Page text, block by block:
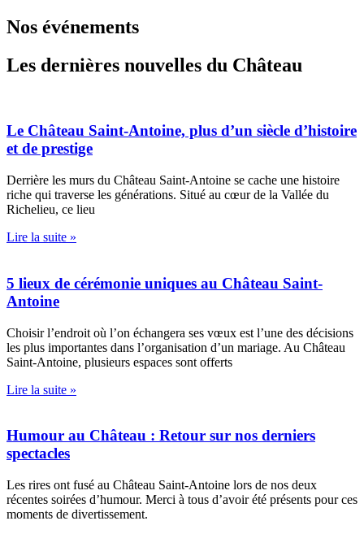
Nos événements
Les dernières nouvelles du Château
Le Château Saint-Antoine, plus d’un siècle d’histoire
et de prestige
Derrière les murs du Château Saint-Antoine se cache une histoire
riche qui traverse les générations. Situé au cœur de la Vallée du
Richelieu, ce lieu
Lire la suite »
5 lieux de cérémonie uniques au Château Saint-
Antoine
Choisir l’endroit où l’on échangera ses vœux est l’une des décisions
les plus importantes dans l’organisation d’un mariage. Au Château
Saint-Antoine, plusieurs espaces sont offerts
Lire la suite »
Humour au Château : Retour sur nos derniers
spectacles
Les rires ont fusé au Château Saint-Antoine lors de nos deux
récentes soirées d’humour. Merci à tous d’avoir été présents pour ces
moments de divertissement.